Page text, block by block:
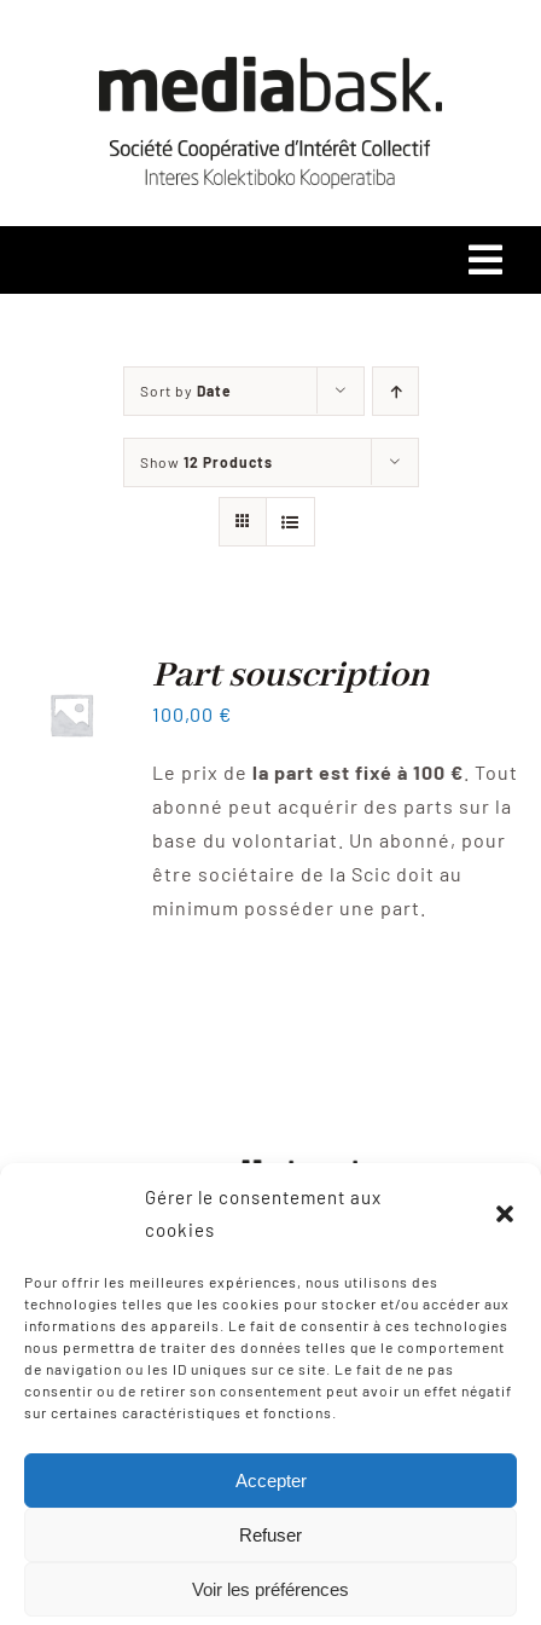
Gérer le consentement aux
cookies
Pour offrir les meilleures expériences, nous utilisons des
technologies telles que les cookies pour stocker et/ou accéder aux
informations des appareils. Le fait de consentir à ces technologies
nous permettra de traiter des données telles que le comportement
de navigation ou les ID uniques sur ce site. Le fait de ne pas
consentir ou de retirer son consentement peut avoir un effet négatif
sur certaines caractéristiques et fonctions.
Accepter
Refuser
Voir les préférences
Qui sommes-nous ?
Coopérative
Contact
Sort by Date
Show 12 Products
Part souscription
100,00 €
Le prix de la part est fixé à 100 € . Tout
abonné peut acquérir des parts sur la
base du volontariat. Un abonné, pour
être sociétaire de la Scic doit au
minimum posséder une part.
CONTACT
8, Zone Artisanale Martinzaharenia
Tel: +33 9 75 12 97 02
Email:scic-iparla@mediabask.eus
© Copyright 2012 - 2026 | Mentions légales